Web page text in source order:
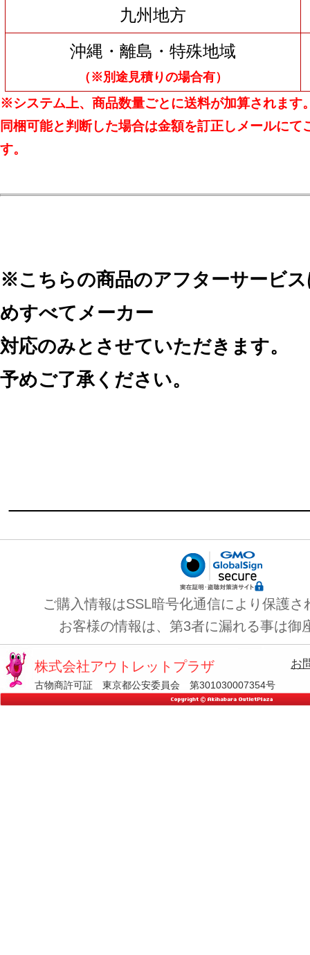
九州地方
沖縄・離島・特殊地域
（※別途見積りの場合有）
※システム上、商品数量ごとに送料が加算されます
同梱可能と判断した場合は金額を訂正しメールにて
す。
※こちらの商品のアフターサービ
めすべてメーカー
対応のみとさせていただきます。
予めご了承ください。
ご購入情報はSSL暗号化通信により保護さ
お客様の情報は、第3者に漏れる事は御
株式会社アウトレットプラザ
古物商許可証 東京都公安委員会 第301030007354号
お